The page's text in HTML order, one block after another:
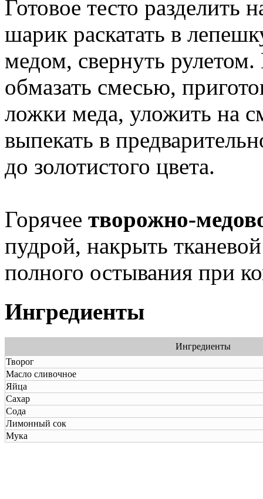
Гото­вое тесто
шарик раскатать в
медом, свернуть
обмазать смесью,
ложки меда, уложить на
выпекать в
до золотистого цвета.
Горячее творожно-
пудрой, накрыть
полного остывания при
Ингредиенты
Ингредиенты
Творог
Масло сливочное
Яйца
Сахар
Сода
Лимонный сок
Мука